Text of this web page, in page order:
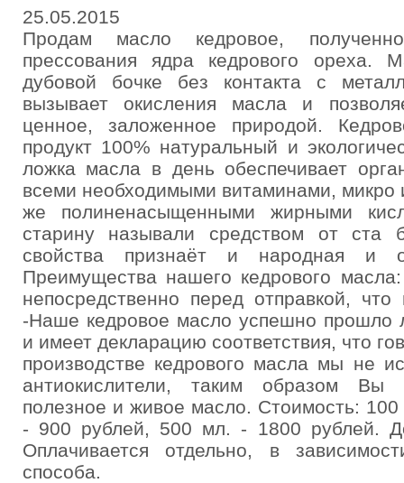
25.05.2015
Продам масло кедровое,
прессования ядра кедрового ореха.
дубовой бочке без контакта с
вызывает окисления масла и
ценное, заложенное природой.
продукт 100% натуральный и
ложка масла в день обеспечивает
всеми необходимыми витаминами, микро
же полиненасыщенными жирными
старину называли средством от ста
свойства признаёт и народная и
Преимущества нашего кедрового
непосредственно перед отправкой,
-Наше кедровое масло успешно прошло
и имеет декларацию соответствия, что
производстве кедрового масла мы не
антиокислители, таким образом Вы
полезное и живое масло. Стоимость:
- 900 рублей, 500 мл. - 1800 рублей.
Оплачивается отдельно, в
способа.